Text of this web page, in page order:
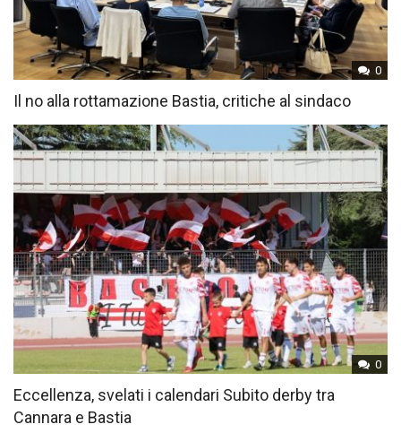
0
Il no alla rottamazione Bastia, critiche al sindaco
0
Eccellenza, svelati i calendari Subito derby tra
Cannara e Bastia